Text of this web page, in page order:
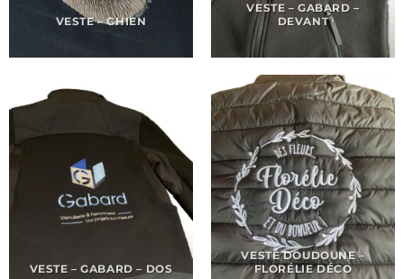
VESTE – CHIEN
VESTE – GABARD –
DEVANT
VESTE – GABARD – DOS
VESTE DOUDOUNE –
FLORÉLIE DÉCO